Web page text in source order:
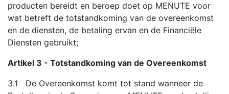
producten bereidt en beroep doet op MENUTE voor
wat betreft de totstandkoming van de overeenkomst
en de diensten, de betaling ervan en de Financiële
Diensten gebruikt;
Artikel 3 - Totstandkoming van de Overeenkomst
3.1 De Overeenkomst komt tot stand wanneer de